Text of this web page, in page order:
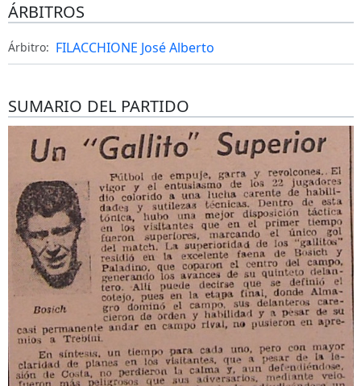
ÁRBITROS
Árbitro: FILACCHIONE José Alberto
SUMARIO DEL PARTIDO